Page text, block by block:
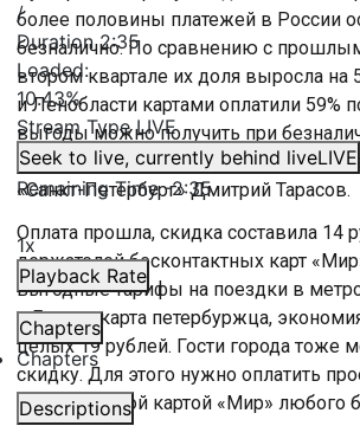
/
Duration2:35
Loaded:
10.43%
Stream TypeLIVE
Seek to live, currently behind liveLIVE
Remaining Time-2:35
1x
Playback Rate
Chapters
Chapters
Descriptions
более половины платежей в России
безналично. По сравнению с
втором квартале их доля выросла на
и Ленобласти картами оплатили 59%
выгоды можно получить при
Подробно расскажет корреспондент
«Санкт-Петербург» Дмитрий Тарасов.
Оплата прошла, скидка составила 14
держателей бесконтактных карт
выгодные тарифы на поездки в
и Единая карта петербуржца,
целых 19 рублей. Гости города тоже
скидку. Для этого нужно оплатить
бесконтактной картой «Мир» любого